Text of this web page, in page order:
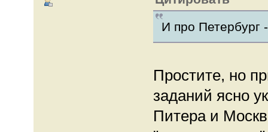
И про Петербург
Простите, но
заданий ясно
Питера и